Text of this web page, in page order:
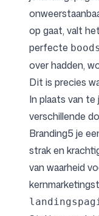
op gaat, valt
perfecte
over hadden,
Dit is precies
In plaats van
verschillende
Branding5 je
strak en
van waarheid